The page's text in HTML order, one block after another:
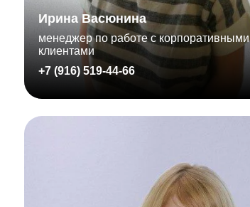
Ирина Васюнина
менеджер по работе с корпоративными
клиентами
+7 (916) 519-44-66